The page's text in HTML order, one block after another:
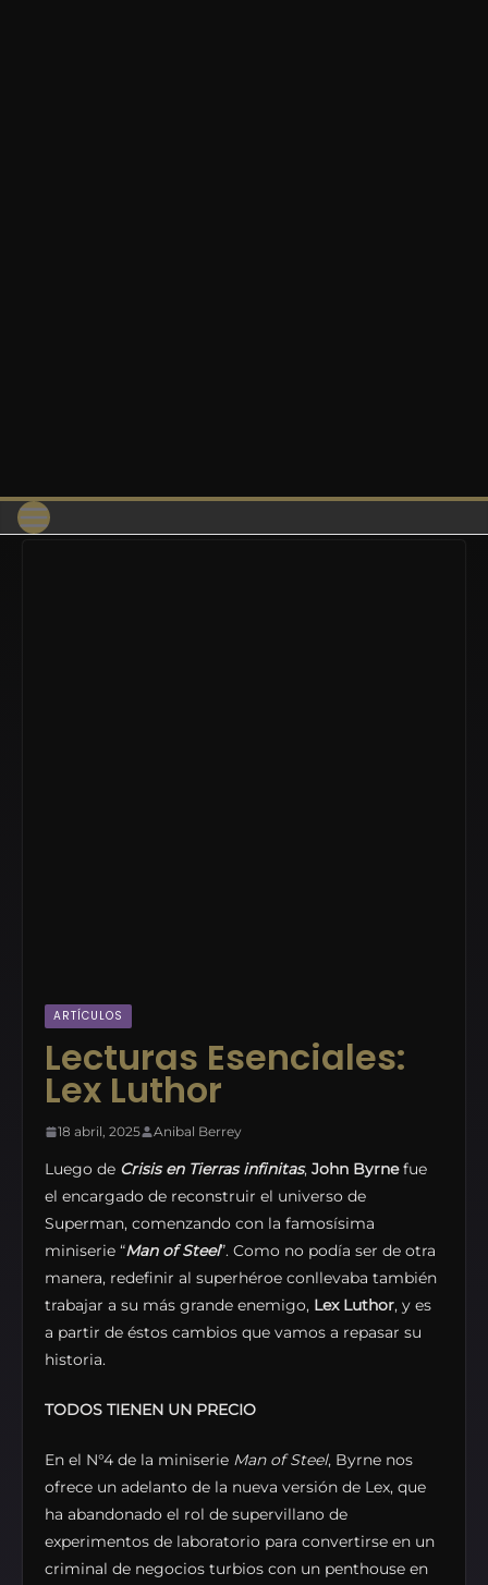
ARTÍCULOS
Lecturas Esenciales:
Lex Luthor
18 abril, 2025 Anibal Berrey
Luego de Crisis en Tierras infinitas, John Byrnefue
el encargado de reconstruir el universo de
Superman, comenzando con la famosísima
miniserie “Man of Steel”. Como no podía ser de otra
manera, redefinir al superhéroe conllevaba también
trabajar a su más grande enemigo, Lex Luthor, y es
a partir de éstos cambios que vamos a repasar su
historia.
TODOS TIENEN UN PRECIO
En el N°4 de la miniserie Man of Steel, Byrne nos
ofrece un adelanto de la nueva versión de Lex, que
ha abandonado el rol de supervillano de
experimentos de laboratorio para convertirse en un
criminal de negocios turbios con un penthouse en